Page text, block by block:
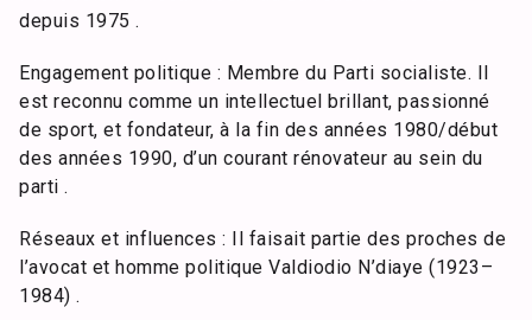
depuis 1975 .
Engagement politique : Membre du Parti socialiste. Il
est reconnu comme un intellectuel brillant, passionné
de sport, et fondateur, à la fin des années 1980/début
des années 1990, d’un courant rénovateur au sein du
parti .
Réseaux et influences : Il faisait partie des proches de
l’avocat et homme politique Valdiodio N’diaye (1923–
1984) .